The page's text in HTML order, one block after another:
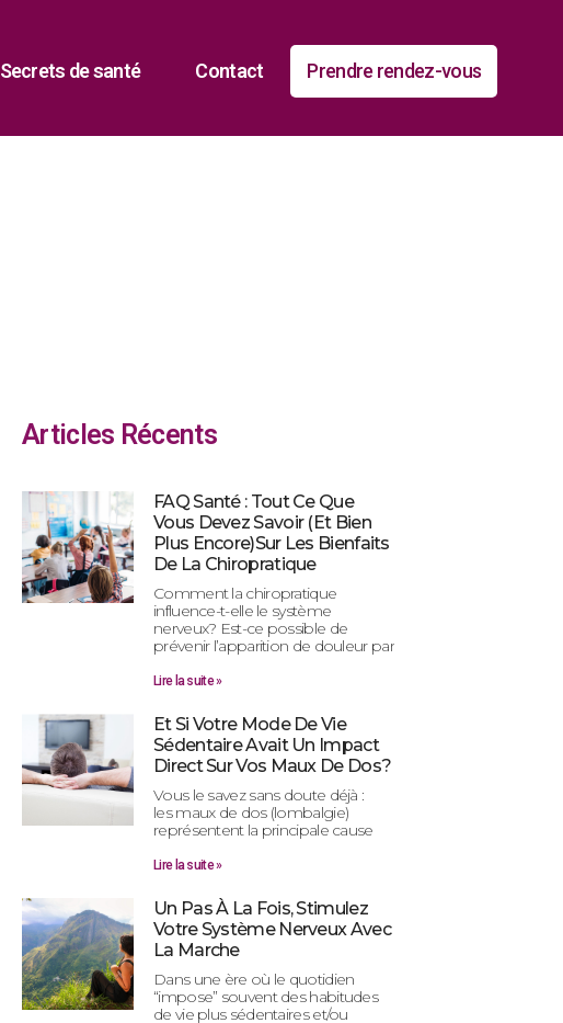
Secrets de santé Contact Prendre rendez-vous
Articles Récents
FAQ Santé : Tout Ce Que
Vous Devez Savoir (et Bien
Plus Encore)sur Les Bienfaits
De La Chiropratique
Comment la chiropratique
influence-t-elle le système
nerveux? Est-ce possible de
prévenir l’apparition de douleur par
Lire la suite »
Et Si Votre Mode De Vie
Sédentaire Avait Un Impact
Direct Sur Vos Maux De Dos?
Vous le savez sans doute déjà :
les maux de dos (lombalgie)
représentent la principale cause
Lire la suite »
Un Pas À La Fois, Stimulez
Votre Système Nerveux Avec
La Marche
Dans une ère où le quotidien
“impose” souvent des habitudes
de vie plus sédentaires et/ou